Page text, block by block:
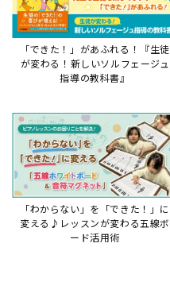
「できた！」があふれる！『生徒
が変わる！新しいソルフェージュ
指導の教科書』
「わからない」を「できた！」に
変える♪レッスンが変わる五線ボ
ード活用術